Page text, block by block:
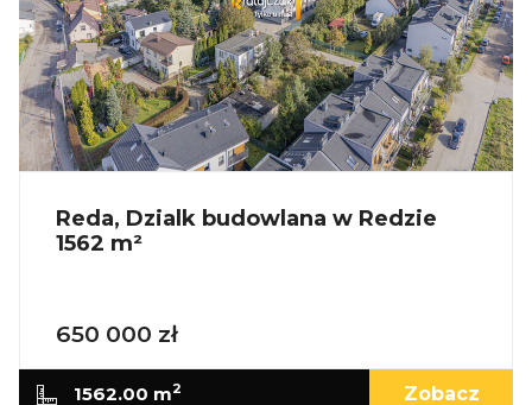
Reda, Dzialk budowlana w Redzie
1562 m²
650 000 zł
1562.00 m2 Zobacz